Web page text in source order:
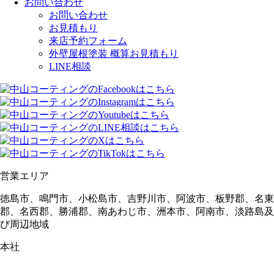
お問い合わせ
お見積もり
来店予約フォーム
外壁屋根塗装 概算お見積もり
LINE相談
営業エリア
徳島市、鳴門市、小松島市、吉野川市、阿波市、板野郡、名東
郡、名西郡、勝浦郡、南あわじ市、洲本市、阿南市、淡路島及
び周辺地域
本社